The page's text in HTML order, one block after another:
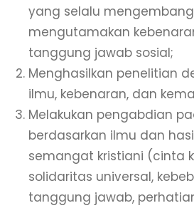
yang selalu
mengutamakan
tanggung jawab sosial;
Menghasilkan penelitian
ilmu, kebenaran, dan
Melakukan pengabdian
berdasarkan ilmu dan
semangat kristiani (cinta
solidaritas universal,
tanggung jawab,